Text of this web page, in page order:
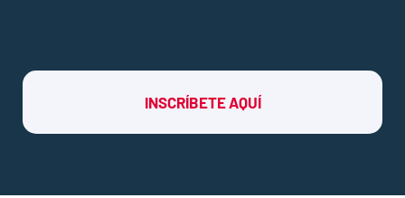
INSCRÍBETE AQUÍ